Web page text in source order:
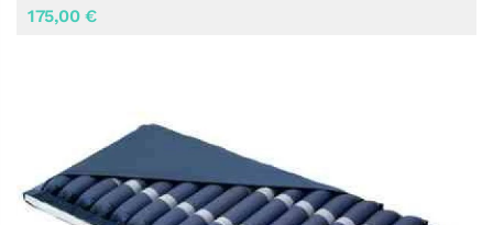
175,00 €